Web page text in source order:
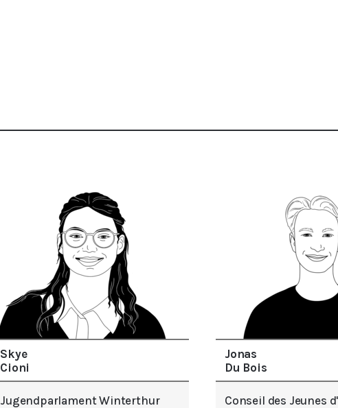
Skye
Cioni
Jugendparlament Winterthur
Jonas
Du Bois
Conseil des Jeunes